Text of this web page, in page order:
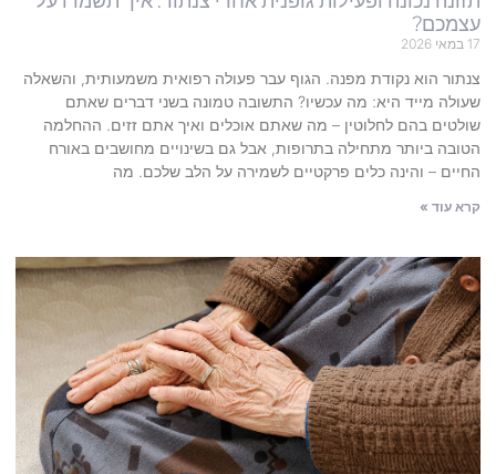
עצמכם?
17 במאי 2026
צנתור הוא נקודת מפנה. הגוף עבר פעולה רפואית משמעותית, והשאלה
שעולה מייד היא: מה עכשיו? התשובה טמונה בשני דברים שאתם
שולטים בהם לחלוטין – מה שאתם אוכלים ואיך אתם זזים. ההחלמה
הטובה ביותר מתחילה בתרופות, אבל גם בשינויים מחושבים באורח
החיים – והינה כלים פרקטיים לשמירה על הלב שלכם. מה
קרא עוד »